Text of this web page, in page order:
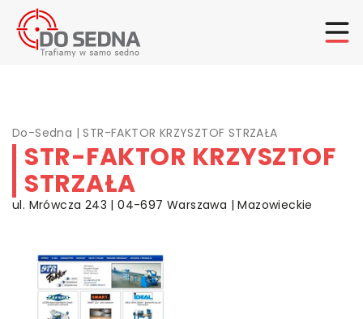
Do-Sedna |STR-FAKTOR KRZYSZTOF STRZAŁA
STR-FAKTOR KRZYSZTOF
STRZAŁA
ul. Mrówcza 243 | 04-697 Warszawa | Mazowieckie